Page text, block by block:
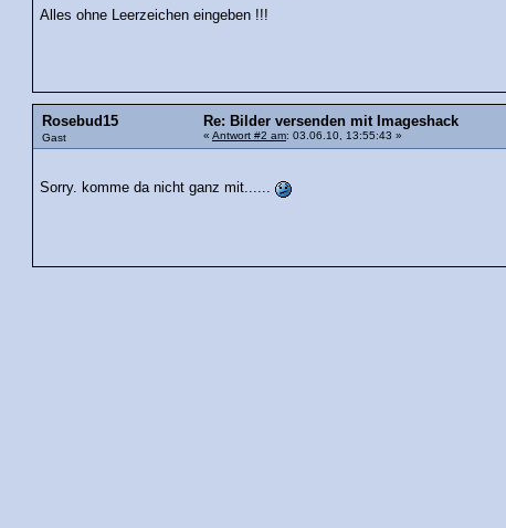
Alles ohne Leerzeichen eingeben !!!
Rosebud15
Gast
Re: Bilder versenden mit Imageshack
« Antwort #2 am: 03.06.10, 13:55:43 »
Sorry. komme da nicht ganz mit......